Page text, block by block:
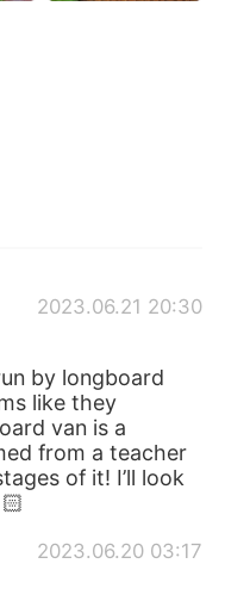
2023.06.21 20:30
by longboard
like they
van is a
from a teacher
of it! I’ll look
2023.06.20 03:17